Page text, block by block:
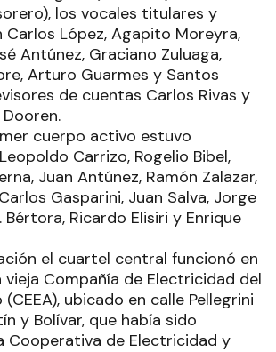
los vocales titulares y
Carlos López, Agapito Moreyra,
Antúnez, Graciano Zuluaga,
Arturo Guarmes y Santos
de cuentas Carlos Rivas y
cuerpo activo estuvo
Carrizo, Rogelio Bibel,
Juan Antúnez, Ramón Zalazar,
Gasparini, Juan Salva, Jorge
Bértora, Ricardo Elisiri y Enrique
el cuartel central funcionó en
vieja Compañía de Electricidad del
ubicado en calle Pellegrini
y Bolívar, que había sido
Cooperativa de Electricidad y